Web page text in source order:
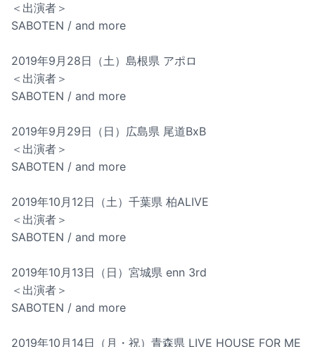
＜出演者＞
SABOTEN / and more
2019年9月28日（土）島根県 アポロ
＜出演者＞
SABOTEN / and more
2019年9月29日（日）広島県 尾道BxB
＜出演者＞
SABOTEN / and more
2019年10月12日（土）千葉県 柏ALIVE
＜出演者＞
SABOTEN / and more
2019年10月13日（日）宮城県 enn 3rd
＜出演者＞
SABOTEN / and more
2019年10月14日（月・祝）青森県 LIVE HOUSE FOR ME